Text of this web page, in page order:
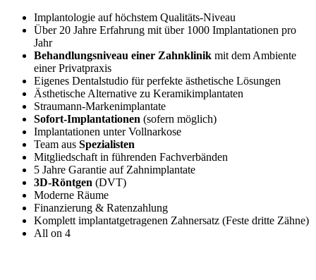
Implantologie auf höchstem Qualitäts-Niveau
Über 20 Jahre Erfahrung mit über 1000 Implantationen pro
Jahr
Behandlungsniveau einer Zahnklinik mit dem Ambiente
einer Privatpraxis
Eigenes Dentalstudio für perfekte ästhetische Lösungen
Ästhetische Alternative zu Keramikimplantaten
Straumann-Markenimplantate
Sofort-Implantationen (sofern möglich)
Implantationen unter Vollnarkose
Team aus Spezialisten
Mitgliedschaft in führenden Fachverbänden
5 Jahre Garantie auf Zahnimplantate
3D-Röntgen (DVT)
Moderne Räume
Finanzierung & Ratenzahlung
Komplett implantatgetragenen Zahnersatz (Feste dritte Zähne)
All on 4